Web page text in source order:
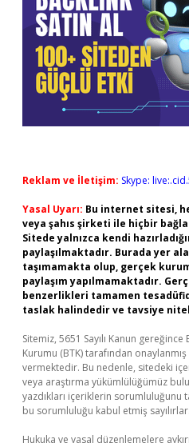
Reklam ve İletişim: Skype:
Yasal Uyarı: Bu internet sitesi,
veya şahıs şirketi ile hiçbir
Sitede yalnızca kendi
paylaşılmaktadır. Burada yer
taşımamakta olup, gerçek
paylaşım yapılmamaktadır.
benzerlikleri tamamen
taslak halindedir ve tavsiye
Sitemiz, 5651 Sayılı Kanun
Kurumu (BTK) tarafından
vermektedir. Bu nedenle, sitedeki
veya araştırma yükümlülüğümüz
yazdıkları içeriklerin sorumluluğunu
bu sorumluluğu kabul etmiş sayılırlar.
Hukuka ve yasal düzenlemelere